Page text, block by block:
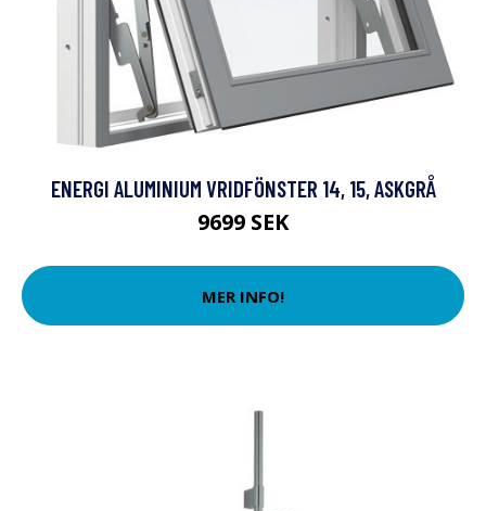
ENERGI ALUMINIUM VRIDFÖNSTER 14, 15, ASKGRÅ
9699 SEK
MER INFO!